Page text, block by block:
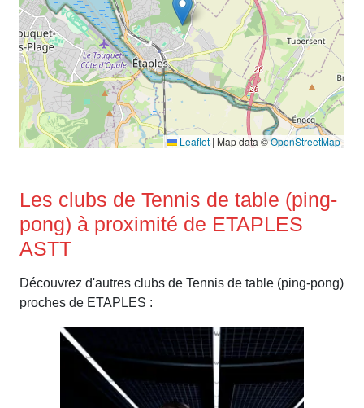
Leaflet | Map data ©OpenStreetMap
Les clubs de Tennis de table (ping-
pong) à proximité de ETAPLES
ASTT
Découvrez d'autres clubs de Tennis de table (ping-pong)
proches de ETAPLES :